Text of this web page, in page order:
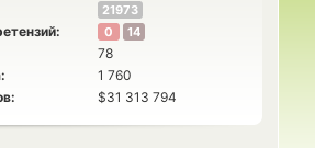
21973
0 14
78
1 760
$31 313 794